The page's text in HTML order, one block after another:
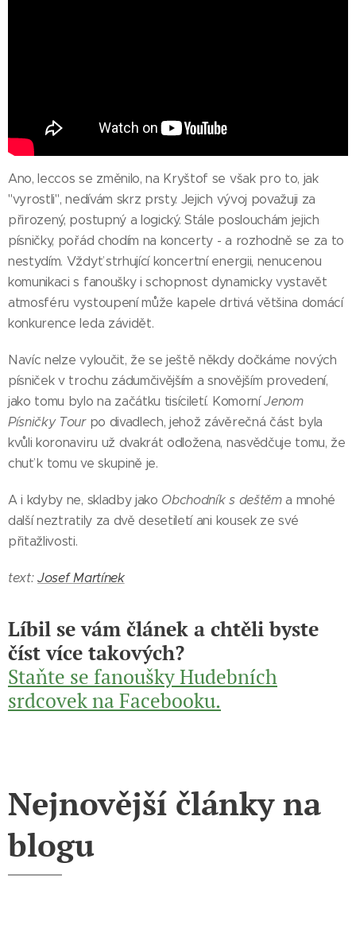
Ano, leccos se změnilo, na Kryštof se však pro to, jak
"vyrostli", nedívám skrz prsty. Jejich vývoj považuji za
přirozený, postupný a logický. Stále poslouchám jejich
písničky, pořád chodím na koncerty - a rozhodně se za to
nestydím. Vždyť strhující koncertní energii, nenucenou
komunikaci s fanoušky i schopnost dynamicky vystavět
atmosféru vystoupení může kapele drtivá většina domácí
konkurence leda závidět.
Navíc nelze vyloučit, že se ještě někdy dočkáme nových
písniček v trochu zádumčivějším a snovějším provedení,
jako tomu bylo na začátku tisíciletí. KomorníJenom
Písničky Tourpo divadlech, jehož závěrečná část byla
kvůli koronaviru už dvakrát odložena, nasvědčuje tomu, že
chuť k tomu ve skupině je.
A i kdyby ne, skladby jako Obchodník s deštěma mnohé
další neztratily za dvě desetiletí ani kousek ze své
přitažlivosti.
text:Josef Martínek
Líbil se vám článek a chtěli byste
číst více takových?
Staňte se fanoušky Hudebních
srdcovek na Facebooku.
Nejnovější články na
blogu